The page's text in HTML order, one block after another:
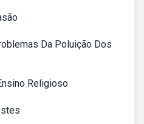
Da Poluição Dos
Religioso